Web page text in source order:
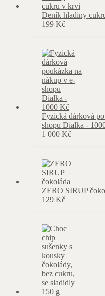
Deník hladiny
199 Kč
Fyzická dárková
shopu Dialka -
1 000 Kč
ZERO SIRUP
129 Kč